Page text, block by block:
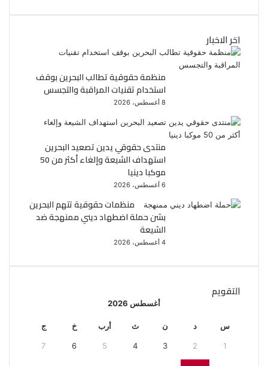
اخر الاخبار
منظمة حقوقية تطالب البحرين بوقف
استخدام تقنيات المراقبة والتجسس
8 أغسطس، 2026
منتدى حقوقي يدين تصعيد البحرين
استهداف الشيعة وإلغاء أكثر من 50
موكبا دينيا
6 أغسطس، 2026
منظمات حقوقية تتهم البحرين
بشن حملة اضطهاد ديني ممنهجة ضد
الشيعة
4 أغسطس، 2026
التقويم
أغسطس 2026
س د ن ث أرب خ ج
1
2
3
4
5
6
7